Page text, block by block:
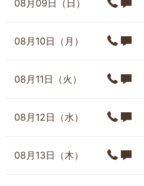
08月09日（日）
08月10日（月）
08月11日（火）
08月12日（水）
08月13日（木）